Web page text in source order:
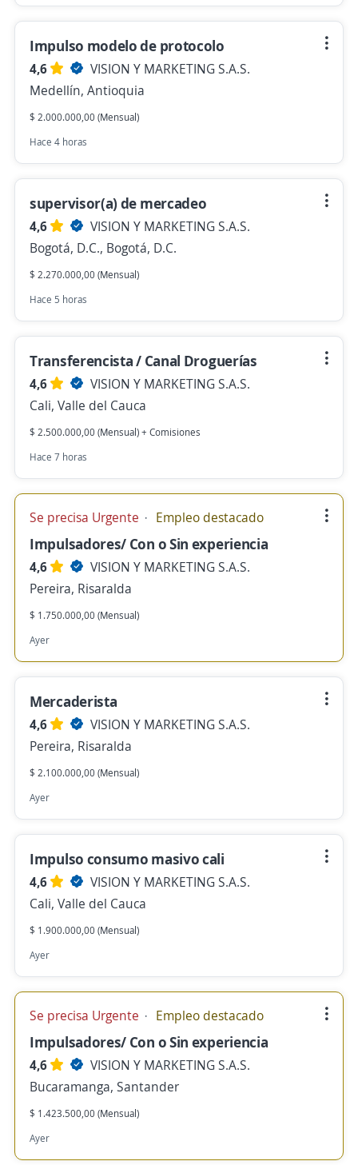
Impulso modelo de protocolo
4,6
VISION Y MARKETING S.A.S.
Medellín, Antioquia
$ 2.000.000,00 (Mensual)
Hace 4 horas
supervisor(a) de mercadeo
4,6
VISION Y MARKETING S.A.S.
Bogotá, D.C., Bogotá, D.C.
$ 2.270.000,00 (Mensual)
Hace 5 horas
Transferencista / Canal Droguerías
4,6
VISION Y MARKETING S.A.S.
Cali, Valle del Cauca
$ 2.500.000,00 (Mensual) + Comisiones
Hace 7 horas
Se precisa Urgente Empleo destacado
Impulsadores/ Con o Sin experiencia
4,6
VISION Y MARKETING S.A.S.
Pereira, Risaralda
$ 1.750.000,00 (Mensual)
Ayer
Mercaderista
4,6
VISION Y MARKETING S.A.S.
Pereira, Risaralda
$ 2.100.000,00 (Mensual)
Ayer
Impulso consumo masivo cali
4,6
VISION Y MARKETING S.A.S.
Cali, Valle del Cauca
$ 1.900.000,00 (Mensual)
Ayer
Se precisa Urgente Empleo destacado
Impulsadores/ Con o Sin experiencia
4,6
VISION Y MARKETING S.A.S.
Bucaramanga, Santander
$ 1.423.500,00 (Mensual)
Ayer